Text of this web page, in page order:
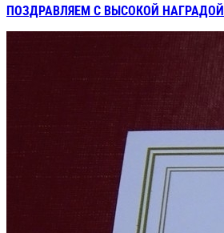
ПОЗДРАВЛЯЕМ С ВЫСОКОЙ НАГРАДОЙ